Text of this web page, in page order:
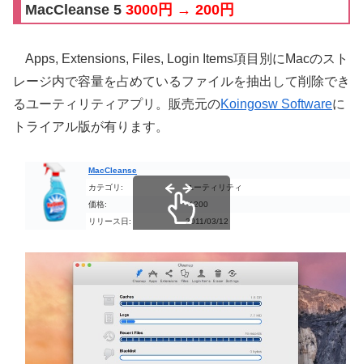
MacCleanse 5 3000円 → 200円
Apps, Extensions, Files, Login Items項目別にMacのスト
レージ内で容量を占めているファイルを抽出して削除でき
るユーティリティアプリ。販売元のKoingosw Softwareに
トライアル版が有ります。
MacCleanse
カテゴリ:
ユーティリティ
価格:
￥200
リリース日:
2011/03/12